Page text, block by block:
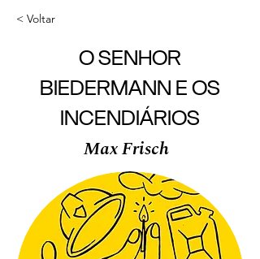
< Voltar
O SENHOR
BIEDERMANN E OS
INCENDIÁRIOS
Max Frisch